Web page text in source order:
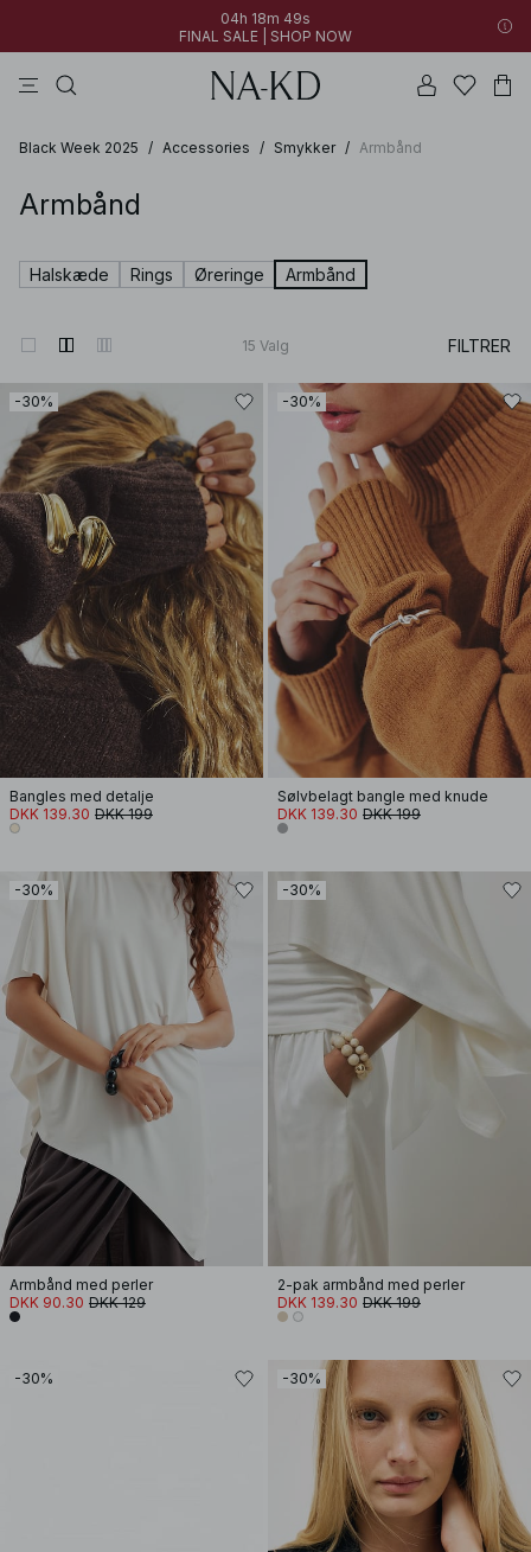
04h 18m 48s
FINAL SALE | SHOP NOW
04h 18m 48s
FINAL SALE | SHOP NOW
30% OFF EVERYTHING | SHOP NOW
Black Week 2025 / Accessories / Smykker / Armbånd
Armbånd
Halskæde Rings Øreringe Armbånd
15 Valg FILTRER
-30%
Bangles med detalje
DKK 139.30 DKK 199
-30%
Sølvbelagt bangle med knude
DKK 139.30 DKK 199
-30%
Armbånd med perler
DKK 90.30 DKK 129
-30%
2-pak armbånd med perler
DKK 139.30 DKK 199
-30% -30%